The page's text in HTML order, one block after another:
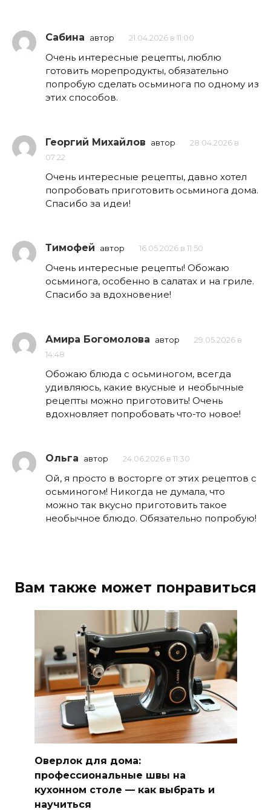
Сабина автор 21.04.2026 в 11:00
Очень интересные рецепты, люблю
готовить морепродукты, обязательно
попробую сделать осьминога по одному из
этих способов.
Георгий Михайлов автор
28.04.2026 в
07:22
Очень интересные рецепты, давно хотел
попробовать приготовить осьминога дома.
Спасибо за идеи!
Тимофей автор 16.05.2026 в 11:50
Очень интересные рецепты! Обожаю
осьминога, особенно в салатах и на гриле.
Спасибо за вдохновение!
Амира Богомолова автор
29.05.2026 в
14:48
Обожаю блюда с осьминогом, всегда
удивляюсь, какие вкусные и необычные
рецепты можно приготовить! Очень
вдохновляет попробовать что-то новое!
Ольга автор 24.06.2026 в 11:30
Ой, я просто в восторге от этих рецептов с
осьминогом! Никогда не думала, что
можно так вкусно приготовить такое
необычное блюдо. Обязательно попробую!
Вам также может понравиться
Оверлок для дома:
профессиональные швы на
кухонном столе — как выбрать и
научиться